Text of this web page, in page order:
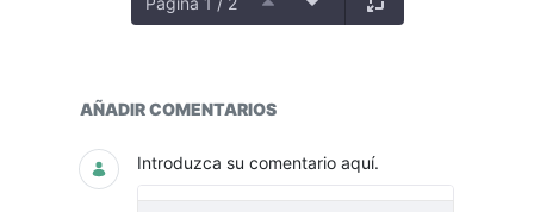
Planes de mejoramiento externos
AÑADIR COMENTARIOS
Introduzca su comentario aquí.